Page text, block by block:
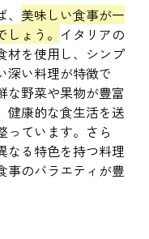
美味しい食事が一
ょう。 イタリアの
材を使用し、シンプ
深い料理が特徴で
な野菜や果物が豊富
健康的な食生活を送
っています。さら
なる特色を持つ料理
事のバラエティが豊